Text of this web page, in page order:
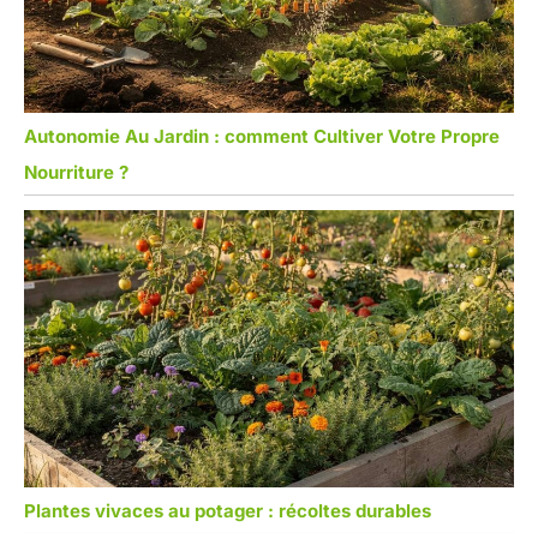
Autonomie Au Jardin : comment Cultiver Votre Propre
Nourriture ?
Plantes vivaces au potager : récoltes durables